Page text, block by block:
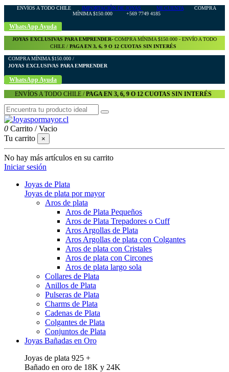
ENVÍOS A TODO CHILE IMPORTACIÓN DE JOYAS MI CUENTA COMPRA
MÍNIMA $150.000 +569 7749 4185
WhatsApp Ayuda
JOYAS EXCLUSIVAS PARA EMPRENDER- COMPRA MÍNIMA $150.000 - ENVÍO A TODO
CHILE / PAGA EN 3, 6, 9 O 12 CUOTAS SIN INTERÉS
COMPRA MÍNIMA $150.000 /
JOYAS EXCLUSIVAS PARA EMPRENDER
WhatsApp Ayuda
ENVÍOS A TODO CHILE /PAGA EN 3, 6, 9 O 12 CUOTAS SIN INTERÉS
0 Carrito /Vacio
Tu carrito
×
No hay más artículos en su carrito
Iniciar sesión
Joyas de Plata
Joyas de plata por mayor
Aros de plata
Aros de Plata Pequeños
Aros de Plata Trepadores o Cuff
Aros Argollas de Plata
Aros Argollas de plata con Colgantes
Aros de plata con Cristales
Aros de plata con Circones
Aros de plata largo sola
Collares de Plata
Anillos de Plata
Pulseras de Plata
Charms de Plata
Cadenas de Plata
Colgantes de Plata
Conjuntos de Plata
Joyas Bañadas en Oro
Joyas de plata 925 +
Bañado en oro de 18K y 24K